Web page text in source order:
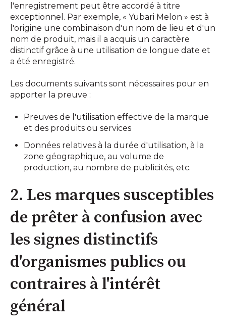
l'enregistrement peut être accordé à titre
exceptionnel. Par exemple, « Yubari Melon » est à
l'origine une combinaison d'un nom de lieu et d'un
nom de produit, mais il a acquis un caractère
distinctif grâce à une utilisation de longue date et
a été enregistré.
Les documents suivants sont nécessaires pour en
apporter la preuve :
Preuves de l'utilisation effective de la marque
et des produits ou services
Données relatives à la durée d'utilisation, à la
zone géographique, au volume de
production, au nombre de publicités, etc.
2. Les marques susceptibles
de prêter à confusion avec
les signes distinctifs
d'organismes publics ou
contraires à l'intérêt
général